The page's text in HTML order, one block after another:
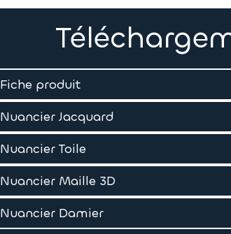
Fiche produit
Nuancier Jacquard
Nuancier Toile
Nuancier Maille 3D
Nuancier Damier